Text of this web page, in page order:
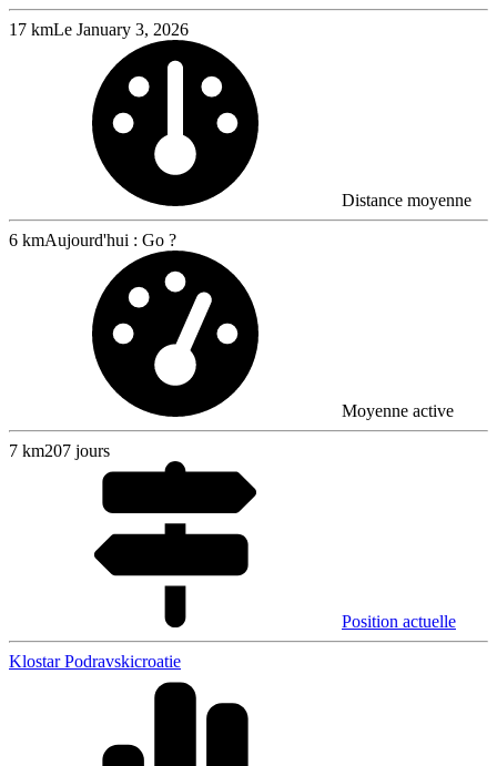
17 kmLe January 3, 2026
Distance moyenne
6 kmAujourd'hui : Go ?
Moyenne active
7 km207 jours
Position actuelle
Klostar Podravskicroatie